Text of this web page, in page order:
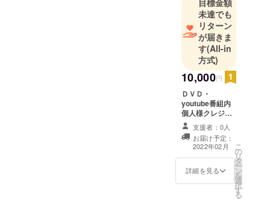
未達でも
リターン
が届きま
す(All-in
方式)
10,000円
ＤＶＤ・
youtube番組内
個人様クレジッ
ト ※クレジット
掲載させて頂く
リターンにつき
まして、支援
時、必ず備考欄
にご希望のお名
支援者：0人
お届け予定：
2022年02月
詳細を見る
こ
の
リ
タ
ー
ン
を
選
択
す
る